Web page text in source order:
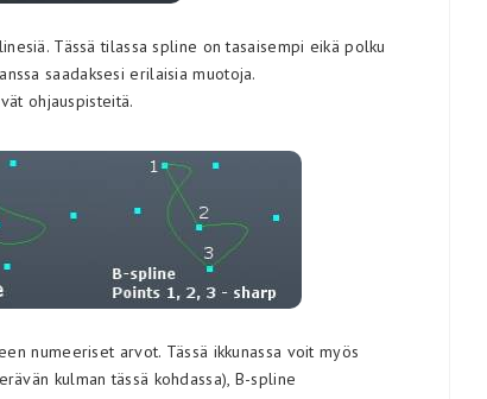
Tässä tilassa spline on tasaisempi eikä polku
saadaksesi erilaisia ​​muotoja.
ohjauspisteitä.
numeeriset arvot. Tässä ikkunassa voit myös
kulman tässä kohdassa), B-spline